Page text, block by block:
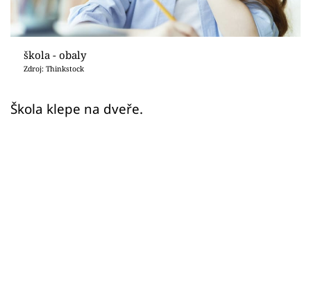
Přihlášení
Sledujte nás
škola - obaly
Zdroj: Thinkstock
Škola klepe na dveře.